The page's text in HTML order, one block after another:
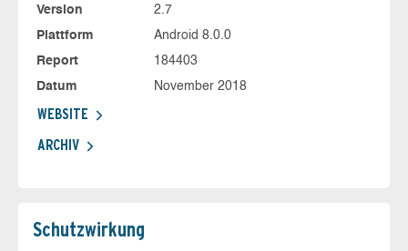
Version
2.7
Plattform
Android 8.0.0
Report
184403
Datum
November 2018
WEBSITE
ARCHIV
Schutz­wirkung